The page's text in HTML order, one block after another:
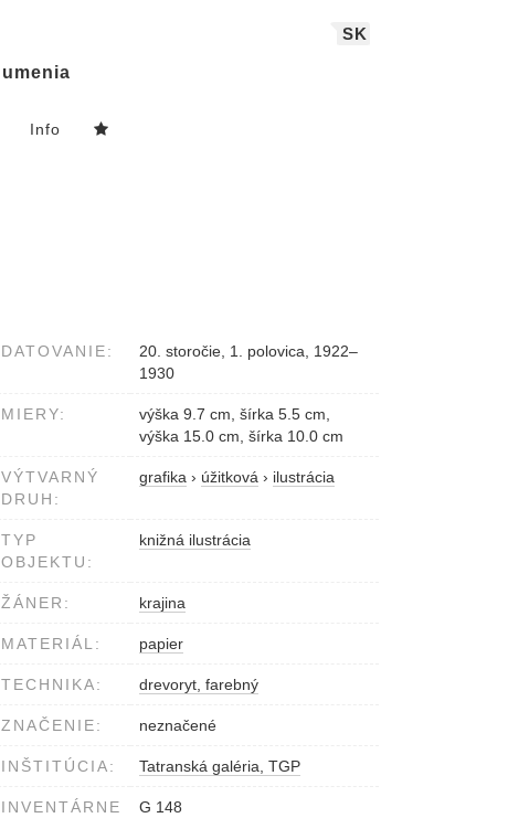
SK
umenia
Info
DATOVANIE:
20. storočie, 1. polovica, 1922–
1930
MIERY:
výška 9.7 cm, šírka 5.5 cm,
výška 15.0 cm, šírka 10.0 cm
VÝTVARNÝ
DRUH:
grafika › úžitková › ilustrácia
TYP
OBJEKTU:
knižná ilustrácia
ŽÁNER: krajina
MATERIÁL: papier
TECHNIKA: drevoryt, farebný
ZNAČENIE: neznačené
INŠTITÚCIA: Tatranská galéria, TGP
INVENTÁRNE
G 148